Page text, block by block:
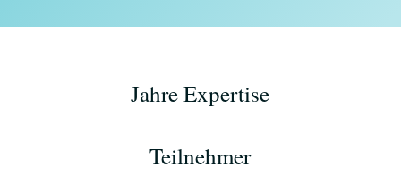
Jahre Expertise
Teilnehmer